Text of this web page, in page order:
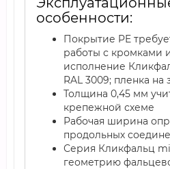
особенности:
Покрытие PE
работы с кромками
исполнение
RAL 3009; пленка на
Толщина 0,45 мм
крепежной схеме
Рабочая ширина
продольных
Серия Кликфальц
геометрию